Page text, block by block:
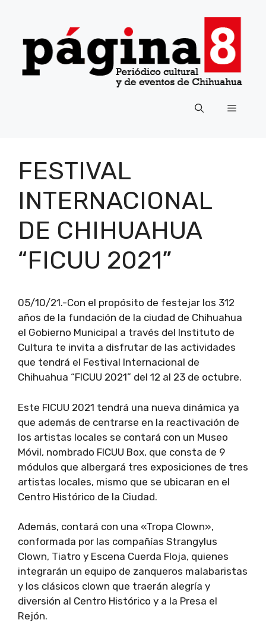
contenido
Menú
FESTIVAL
INTERNACIONAL
DE CHIHUAHUA
“FICUU 2021”
05/10/21.-Con el propósito de festejar los 312
años de la fundación de la ciudad de Chihuahua
el Gobierno Municipal a través del Instituto de
Cultura te invita a disfrutar de las actividades
que tendrá el Festival Internacional de
Chihuahua “FICUU 2021” del 12 al 23 de octubre.
Este FICUU 2021 tendrá una nueva dinámica ya
que además de centrarse en la reactivación de
los artistas locales se contará con un Museo
Móvil, nombrado FICUU Box, que consta de 9
módulos que albergará tres exposiciones de tres
artistas locales, mismo que se ubicaran en el
Centro Histórico de la Ciudad.
Además, contará con una «Tropa Clown»,
conformada por las compañías Strangylus
Clown, Tiatro y Escena Cuerda Floja, quienes
integrarán un equipo de zanqueros malabaristas
y los clásicos clown que traerán alegría y
diversión al Centro Histórico y a la Presa el
Rejón.